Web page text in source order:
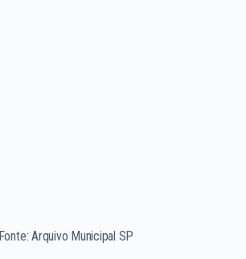
Fonte: Arquivo Municipal SP